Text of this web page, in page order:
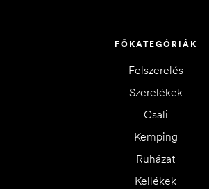
FŐKATEGÓRIÁK
Felszerelés
Szerelékek
Csali
Kemping
Ruházat
Kellékek